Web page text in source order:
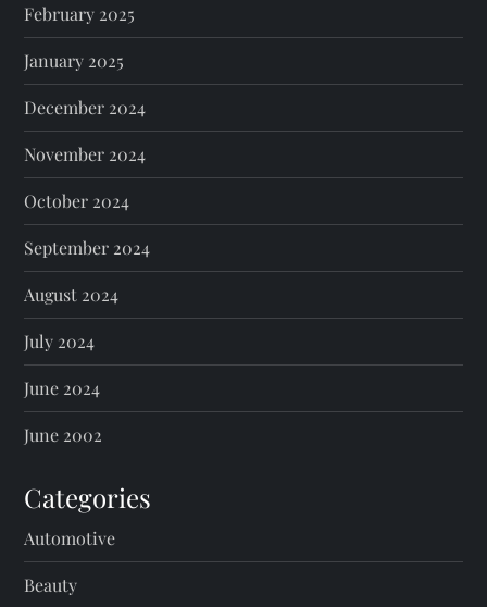
February 2025
January 2025
December 2024
November 2024
October 2024
September 2024
August 2024
July 2024
June 2024
June 2002
Categories
Automotive
Beauty